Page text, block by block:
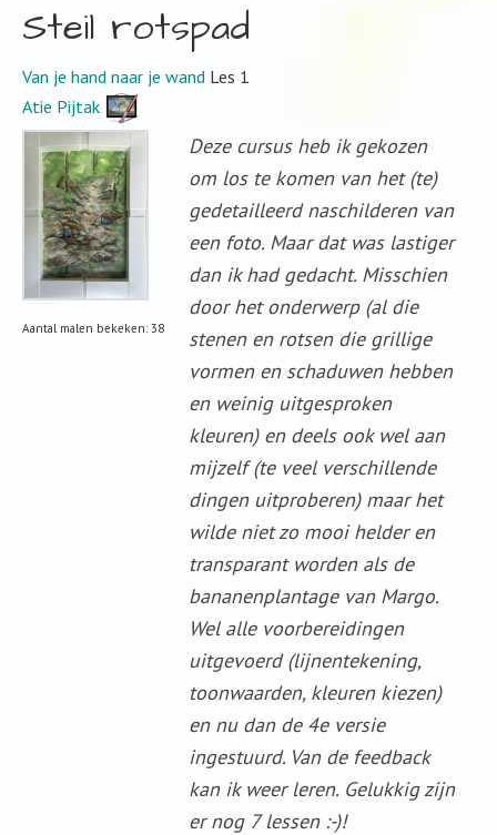
Steil rotspad
Van je hand naar je wand Les 1
Atie Pijtak
Aantal malen bekeken: 38
Deze cursus heb ik gekozen
om los te komen van het (te)
gedetailleerd naschilderen van
een foto. Maar dat was lastiger
dan ik had gedacht. Misschien
door het onderwerp (al die
stenen en rotsen die grillige
vormen en schaduwen hebben
en weinig uitgesproken
kleuren) en deels ook wel aan
mijzelf (te veel verschillende
dingen uitproberen) maar het
wilde niet zo mooi helder en
transparant worden als de
bananenplantage van Margo.
Wel alle voorbereidingen
uitgevoerd (lijnentekening,
toonwaarden, kleuren kiezen)
en nu dan de 4e versie
ingestuurd. Van de feedback
kan ik weer leren. Gelukkig zijn
er nog 7 lessen :-)!